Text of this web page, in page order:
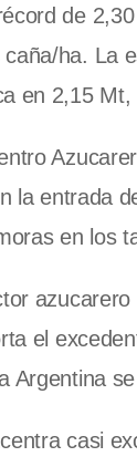
de
ha. La
en 2,15
la entrada
en los
el
Argentina
casi